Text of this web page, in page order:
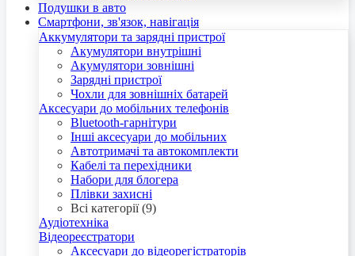
Подушки в авто
Смартфони, зв'язок, навігація
Аккумулятори та зарядні пристрої
Акумулятори внутрішні
Акумулятори зовнішні
Зарядні пристрої
Чохли для зовнішніх батарей
Аксесуари до мобільних телефонів
Bluetooth-гарнітури
Інші аксесуари до мобільних
Автотримачі та автокомплекти
Кабелі та перехідники
Набори для блогера
Плівки захисні
Всі категорії (9)
Аудіотехніка
Відеореєстратори
Аксесуари до відеорегістраторів